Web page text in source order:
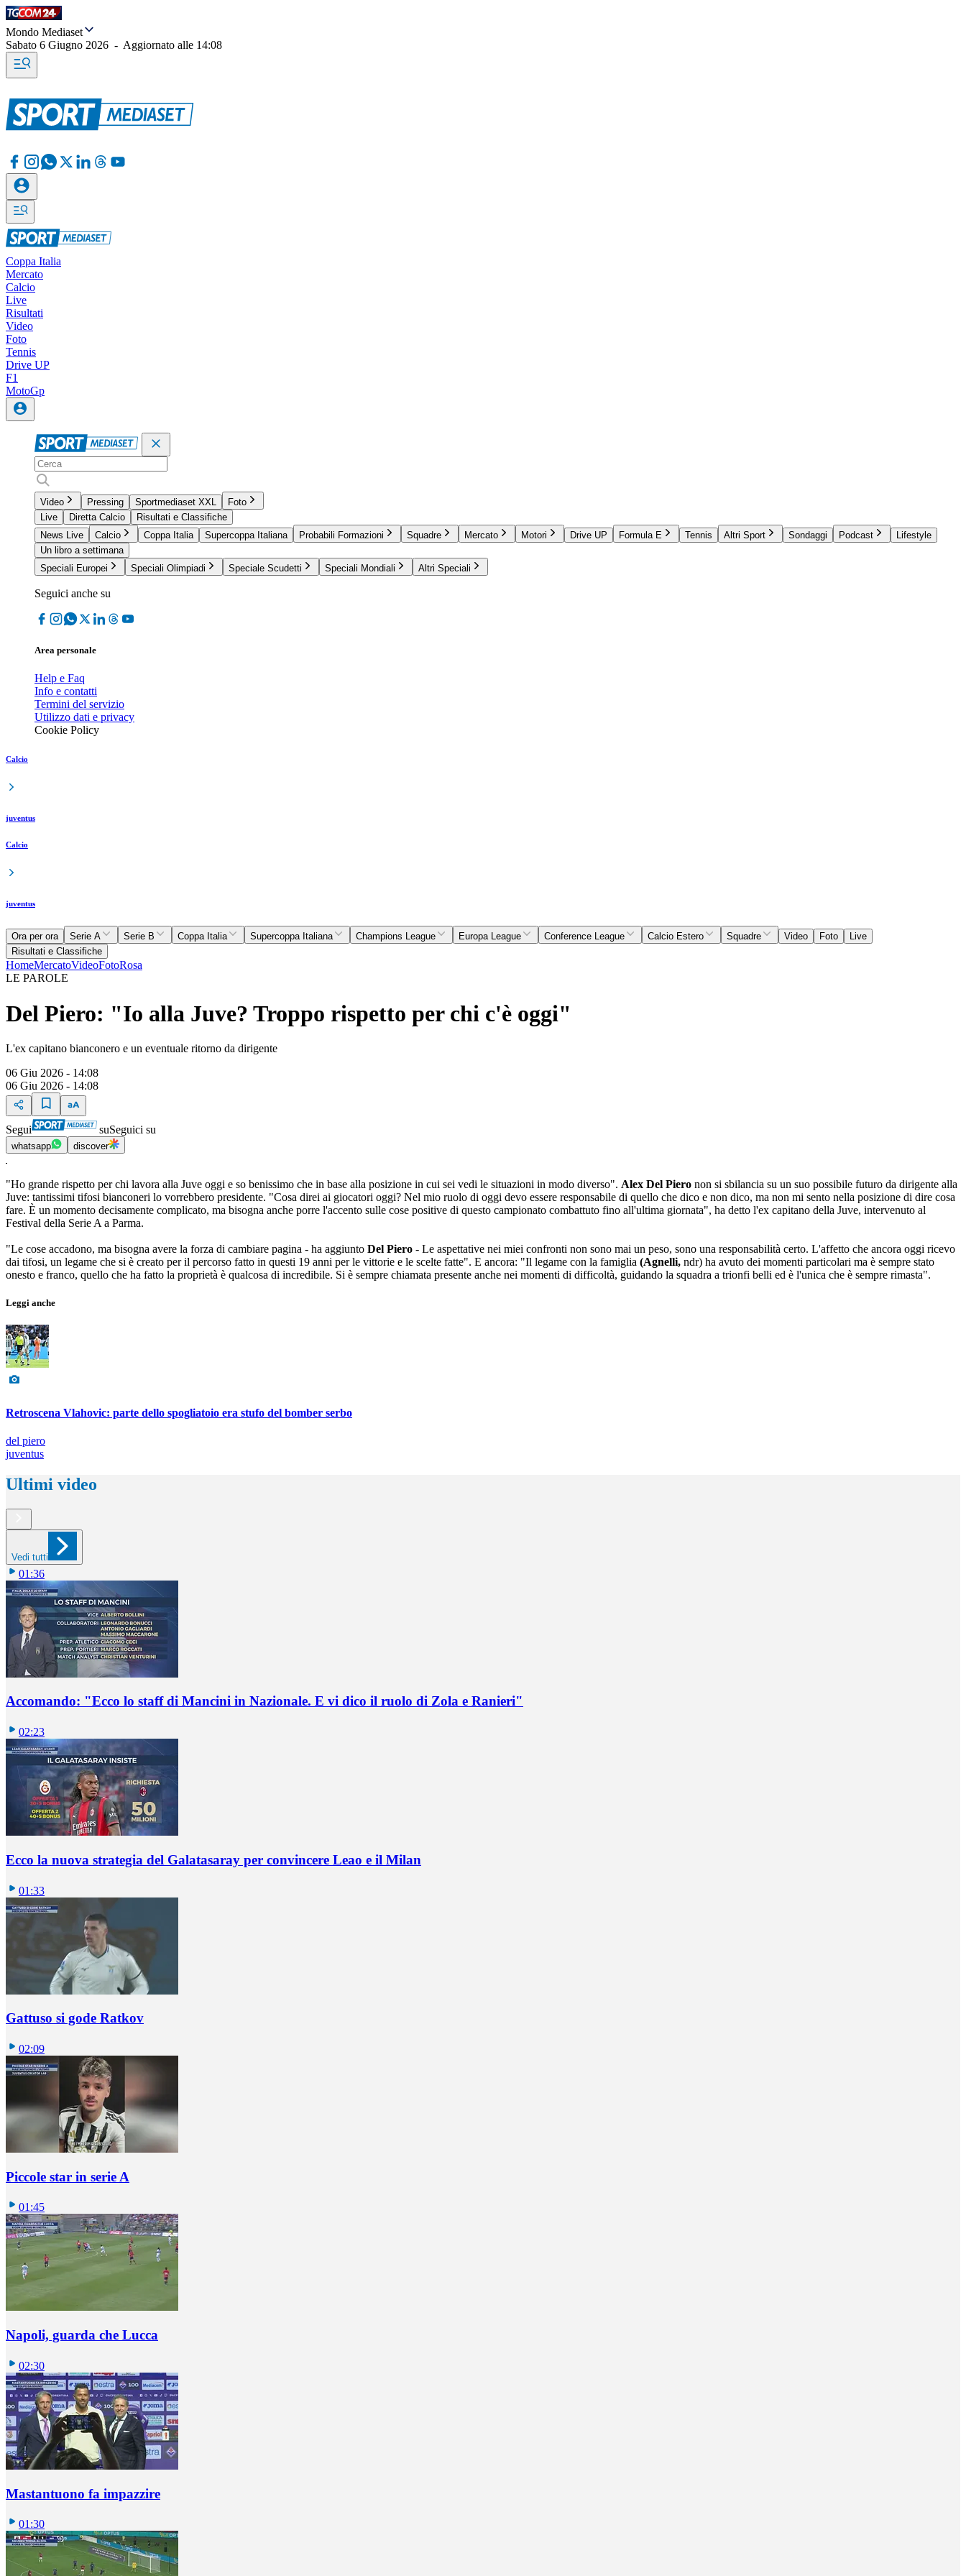
Mondo Mediaset
Sabato 6 Giugno 2026 - Aggiornato alle 14:08
Coppa Italia
Mercato
Calcio
Live
Risultati
Video
Foto
Tennis
Drive UP
F1
MotoGp
Video Pressing Sportmediaset XXL
Foto
Live
Diretta Calcio
Risultati e Classifiche
News Live
Calcio Coppa Italia Supercoppa Italiana Probabili Formazioni Squadre Mercato Motori Drive UP Formula E Tennis Altri Sport Sondaggi Podcast
Lifestyle
Un libro a settimana
Speciali Europei
Speciali Olimpiadi Speciale Scudetti Speciali Mondiali Altri Speciali
Seguici anche su
Area personale
Help e Faq
Info e contatti
Termini del servizio
Utilizzo dati e privacy
Cookie Policy
Calcio
juventus
Calcio
juventus
Ora per ora Serie A Serie B Coppa Italia Supercoppa Italiana Champions League Europa League Conference League Calcio Estero Squadre Video Foto
Live
Risultati e Classifiche
HomeMercatoVideoFotoRosa
LE PAROLE
Del Piero: "Io alla Juve? Troppo rispetto per chi c'è oggi"
L'ex capitano bianconero e un eventuale ritorno da dirigente
06 Giu 2026 - 14:08
06 Giu 2026 - 14:08
Segui suSeguici su
whatsapp discover
"Ho grande rispetto per chi lavora alla Juve oggi e so benissimo che in base alla posizione in cui sei vedi le situazioni in modo diverso". Alex Del Piero non si sbilancia su un suo possibile futuro da dirigente alla
Juve: tantissimi tifosi bianconeri lo vorrebbero presidente. "Cosa direi ai giocatori oggi? Nel mio ruolo di oggi devo essere responsabile di quello che dico e non dico, ma non mi sento nella posizione di dire cosa
fare. È un momento decisamente complicato, ma bisogna anche porre l'accento sulle cose positive di questo campionato combattuto fino all'ultima giornata", ha detto l'ex capitano della Juve, intervenuto al
Festival della Serie A a Parma.
"Le cose accadono, ma bisogna avere la forza di cambiare pagina - ha aggiunto Del Piero - Le aspettative nei miei confronti non sono mai un peso, sono una responsabilità certo. L'affetto che ancora oggi ricevo
dai tifosi, un legame che si è creato per il percorso fatto in questi 19 anni per le vittorie e le scelte fatte". E ancora: "Il legame con la famiglia (Agnelli, ndr) ha avuto dei momenti particolari ma è sempre stato
onesto e franco, quello che ha fatto la proprietà è qualcosa di incredibile. Si è sempre chiamata presente anche nei momenti di difficoltà, guidando la squadra a trionfi belli ed è l'unica che è sempre rimasta".
Leggi anche
Retroscena Vlahovic: parte dello spogliatoio era stufo del bomber serbo
del piero
juventus
Ultimi video
Vedi tutti
01:36
Accomando: "Ecco lo staff di Mancini in Nazionale. E vi dico il ruolo di Zola e Ranieri"
02:23
Ecco la nuova strategia del Galatasaray per convincere Leao e il Milan
01:33
Gattuso si gode Ratkov
02:09
Piccole star in serie A
01:45
Napoli, guarda che Lucca
02:30
Mastantuono fa impazzire
01:30